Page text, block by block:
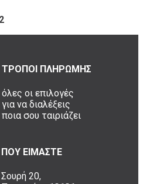
ΤΡΟΠΟΙ ΠΛΗΡΩΜΗΣ
όλες οι επιλογές
για να διαλέξεις
ποια σου ταιριάζει
ΠΟΥ ΕΙΜΑΣΤΕ
Σουρή 20,